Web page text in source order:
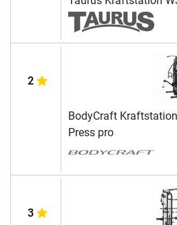
2
BodyCraft
Press pro
3